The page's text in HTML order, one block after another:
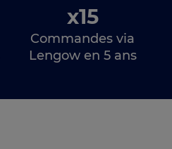
x15
Commandes via
Lengow en 5 ans